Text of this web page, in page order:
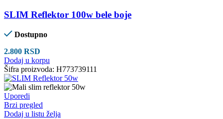
SLIM Reflektor 100w bele boje
Dostupno
2.800 RSD
Dodaj u korpu
Šifra proizvoda: H773739111
Uporedi
Brzi pregled
Dodaj u listu želja